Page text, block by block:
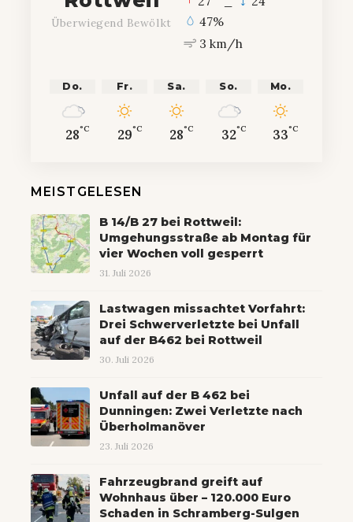
Überwiegend Bewölkt
47%
3 km/h
Do.
28°C
Fr.
29°C
Sa.
28°C
So.
32°C
Mo.
33°C
MEISTGELESEN
B 14/B 27 bei Rottweil:
Umgehungsstraße ab Montag für
vier Wochen voll gesperrt
31. Juli 2026
Lastwagen missachtet Vorfahrt:
Drei Schwerverletzte bei Unfall
auf der B462 bei Rottweil
30. Juli 2026
Unfall auf der B 462 bei
Dunningen: Zwei Verletzte nach
Überholmanöver
23. Juli 2026
Fahrzeugbrand greift auf
Wohnhaus über – 120.000 Euro
Schaden in Schramberg-Sulgen